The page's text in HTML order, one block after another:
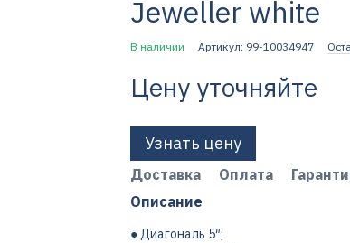
Jeweller white
В наличии Артикул: 99-10034947
Цену уточняйте
Узнать цену
Доставка Оплата
Описание
● Диагональ 5″;